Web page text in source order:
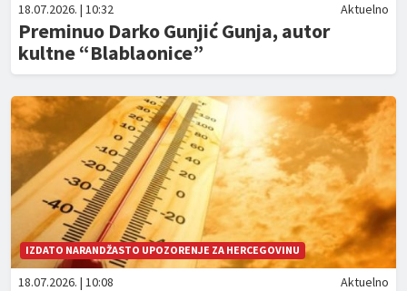
18.07.2026. | 10:32 Aktuelno
Preminuo Darko Gunjić Gunja, autor
kultne “Blablaonice”
IZDATO NARANDŽASTO UPOZORENJE ZA HERCEGOVINU
18.07.2026. | 10:08 Aktuelno